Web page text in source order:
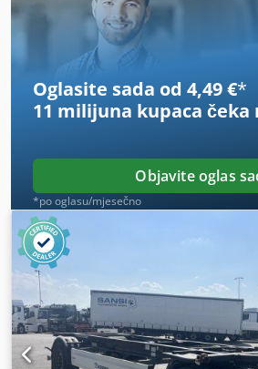
Oglasite sada od 4,49 €*
11 milijuna kupaca čeka
Objavite oglas
*po oglasu/mjesečno